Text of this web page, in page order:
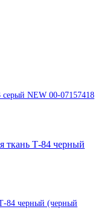
NEW 00-07157418
84 черный (черный